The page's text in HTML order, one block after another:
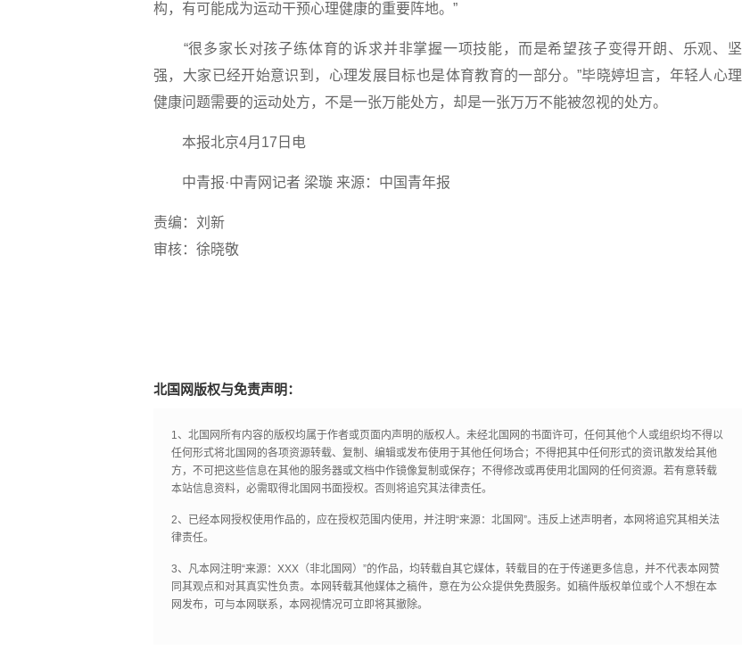
构，有可能成为运动干预心理健康的重要阵地。”
“很多家长对孩子练体育的诉求并非掌握一项技能，而是希望孩子变得开朗、乐观、坚
强，大家已经开始意识到，心理发展目标也是体育教育的一部分。”毕晓婷坦言，年轻人心理
健康问题需要的运动处方，不是一张万能处方，却是一张万万不能被忽视的处方。
本报北京4月17日电
中青报·中青网记者 梁璇 来源：中国青年报
责编：刘新
审核：徐晓敬
北国网版权与免责声明：
1、北国网所有内容的版权均属于作者或页面内声明的版权人。未经北国网的书面许可，任何其他个人或组织均不得以
任何形式将北国网的各项资源转载、复制、编辑或发布使用于其他任何场合；不得把其中任何形式的资讯散发给其他
方，不可把这些信息在其他的服务器或文档中作镜像复制或保存；不得修改或再使用北国网的任何资源。若有意转载
本站信息资料，必需取得北国网书面授权。否则将追究其法律责任。
2、已经本网授权使用作品的，应在授权范围内使用，并注明“来源：北国网”。违反上述声明者，本网将追究其相关法
律责任。
3、凡本网注明“来源：XXX（非北国网）”的作品，均转载自其它媒体，转载目的在于传递更多信息，并不代表本网赞
同其观点和对其真实性负责。本网转载其他媒体之稿件，意在为公众提供免费服务。如稿件版权单位或个人不想在本
网发布，可与本网联系，本网视情况可立即将其撤除。